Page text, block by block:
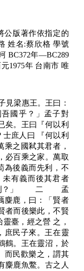
公版著作依指定的
姓名:蔡欣格 學號
BC372年—BC289
1975年 台南市 唯
惠王。王曰：
吾國乎？」孟子對
矣。王曰『何以利
庶人曰 『何以利
之國弒其君者，
必百乘之家。萬取
為後義而先利，不
有義而後其君者
曰利？」 二 孟
麋鹿，曰：「賢者
而後樂此，不賢
臺，經之營 之，
庶民子來。王在靈
鶴。王在靈沼，於
而民歡樂之，謂其
麋鹿魚鱉。古之人